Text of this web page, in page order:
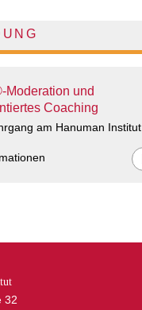
Moderation und
Coaching
am Hanuman Institut
32